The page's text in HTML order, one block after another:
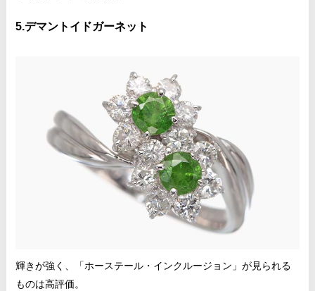
5.デマントイドガーネット
輝きが強く、「ホーステール・インクルージョン」が見られる
ものは高評価。